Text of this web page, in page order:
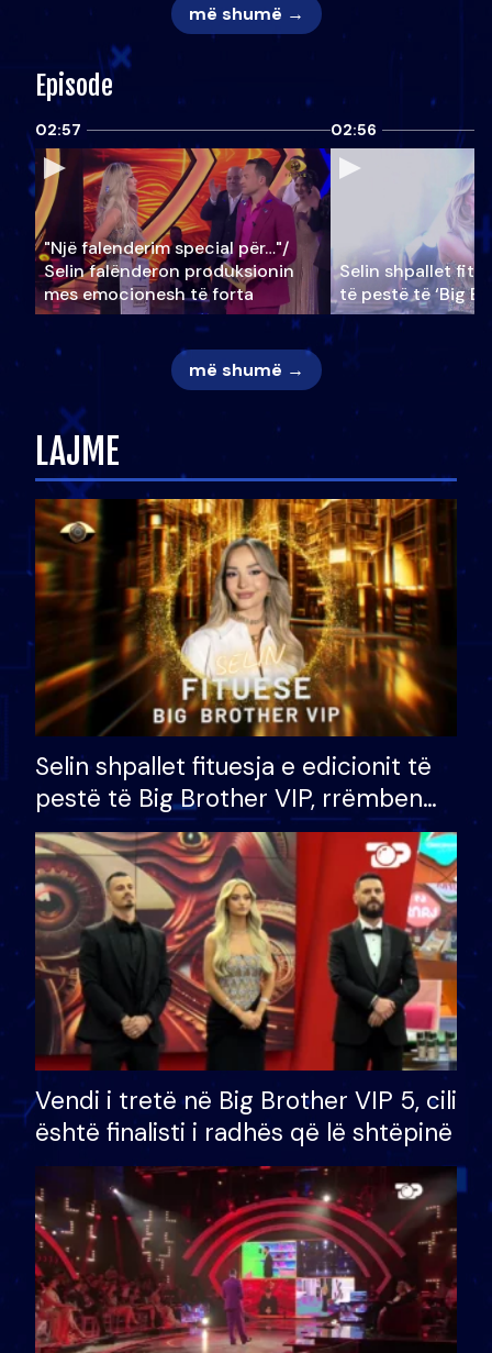
më shumë →
Episode
02:57
"Një falenderim special për…"/
Selin falënderon produksionin
mes emocionesh të forta
02:56
Selin shpallet
të pestë të ‘Big
më shumë →
LAJME
Selin shpallet fituesja e edicionit të
pestë të Big Brother VIP, rrëmben
çmimin e madh prej 100 mijë eurosh
Vendi i tretë në Big Brother VIP 5, cili
është finalisti i radhës që lë shtëpinë